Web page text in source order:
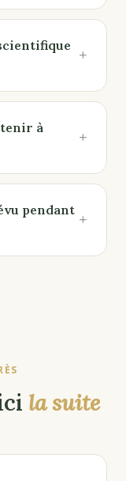
+
à
+
pendant +
la suite